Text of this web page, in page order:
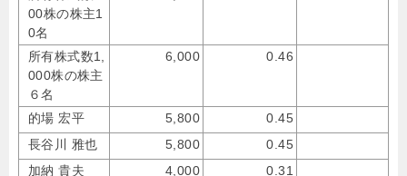
00株の株主1
0名
所有株式数1,
000株の株主
６名
6,000 0.46
的場 宏平 5,800
0.45
長谷川 雅也
5,800
0.45
加納 貴夫
4,000
0.31